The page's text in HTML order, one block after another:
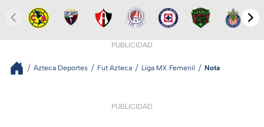
PUBLICIDAD
Azteca Deportes Fut Azteca Liga MX Femenil Nota
PUBLICIDAD